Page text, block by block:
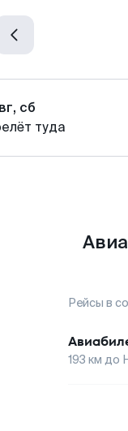
сб
туда
Рейсы в
193 км до